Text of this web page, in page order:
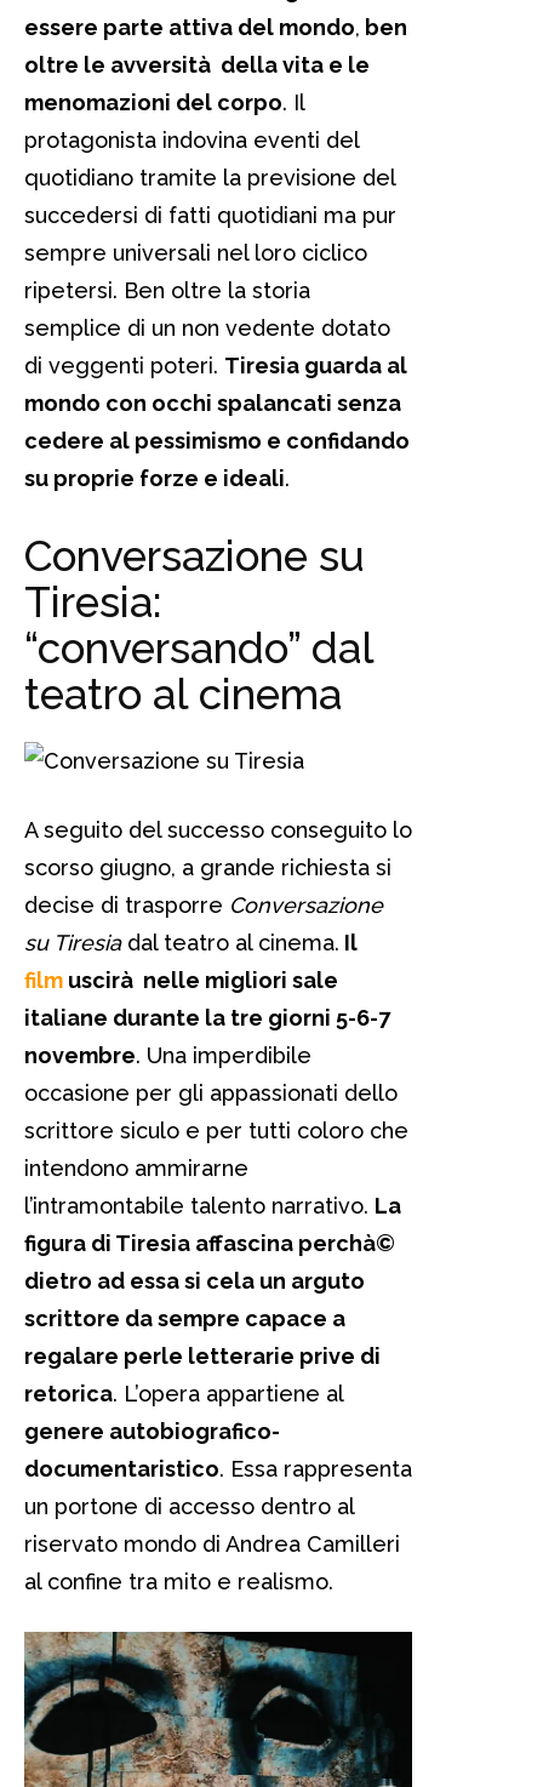
essere parte attiva del mondo, ben
oltre le avversità della vita e le
menomazioni del corpo. Il
protagonista indovina eventi del
quotidiano tramite la previsione del
succedersi di fatti quotidiani ma pur
sempre universali nel loro ciclico
ripetersi. Ben oltre la storia
semplice di un non vedente dotato
di veggenti poteri. Tiresia guarda al
mondo con occhi spalancati senza
cedere al pessimismo e confidando
su proprie forze e ideali.
Conversazione su
Tiresia:
“conversando” dal
teatro al cinema
A seguito del successo conseguito lo
scorso giugno, a grande richiesta si
decise di trasporre Conversazione
su Tiresiadal teatro al cinema. Il
film uscirà nelle migliori sale
italiane durante la tre giorni 5-6-7
novembre. Una imperdibile
occasione per gli appassionati dello
scrittore siculo e per tutti coloro che
intendono ammirarne
l’intramontabile talento narrativo. La
figura di Tiresia affascina perchà©
dietro ad essa si cela un arguto
scrittore da sempre capace a
regalare perle letterarie prive di
retorica. L’opera appartiene al
genere autobiografico-
documentaristico. Essa rappresenta
un portone di accesso dentro al
riservato mondo di Andrea Camilleri
al confine tra mito e realismo.